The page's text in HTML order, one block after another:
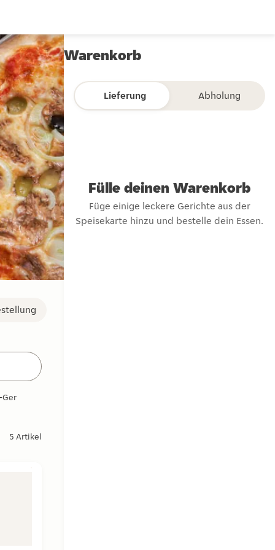
5 Artikel
Warenkorb
Lieferung Abholung
Fülle deinen Warenkorb
Füge einige leckere Gerichte aus der
Speisekarte hinzu und bestelle dein Essen.